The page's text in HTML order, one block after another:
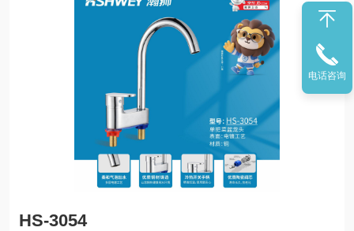
HS-3054
电话咨询